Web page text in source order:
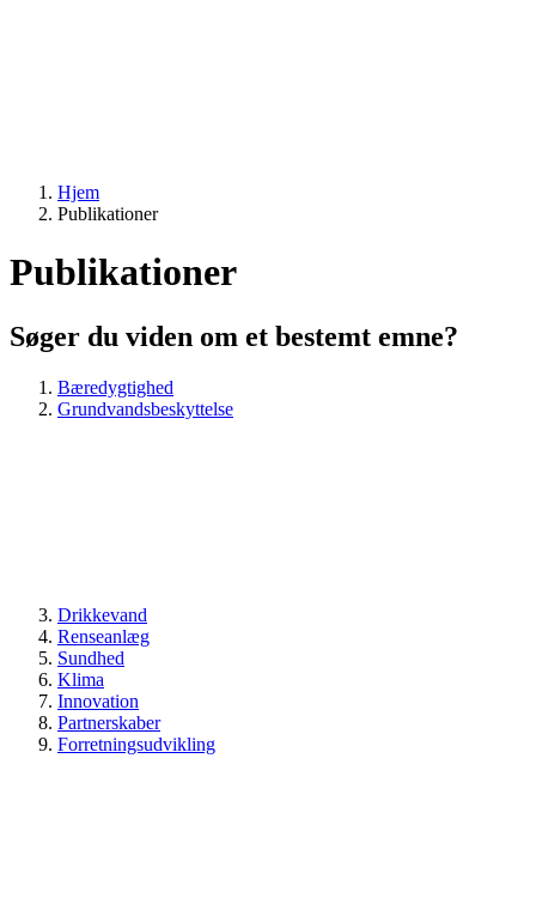
Hjem
Publikationer
Publikationer
Søger du viden om et bestemt emne?
Bæredygtighed
Grundvandsbeskyttelse
Drikkevand
Renseanlæg
Sundhed
Klima
Innovation
Partnerskaber
Forretningsudvikling